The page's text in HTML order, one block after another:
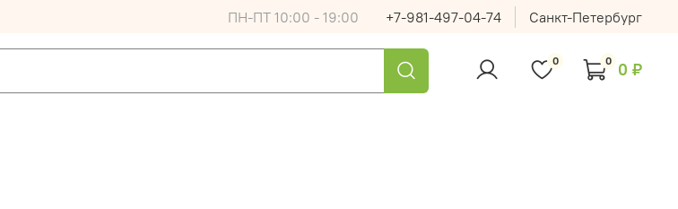
ПН-ПТ 10:00 - 19:00 +7-981-497-04-74 Санкт-Петербург
0 0 0 ₽